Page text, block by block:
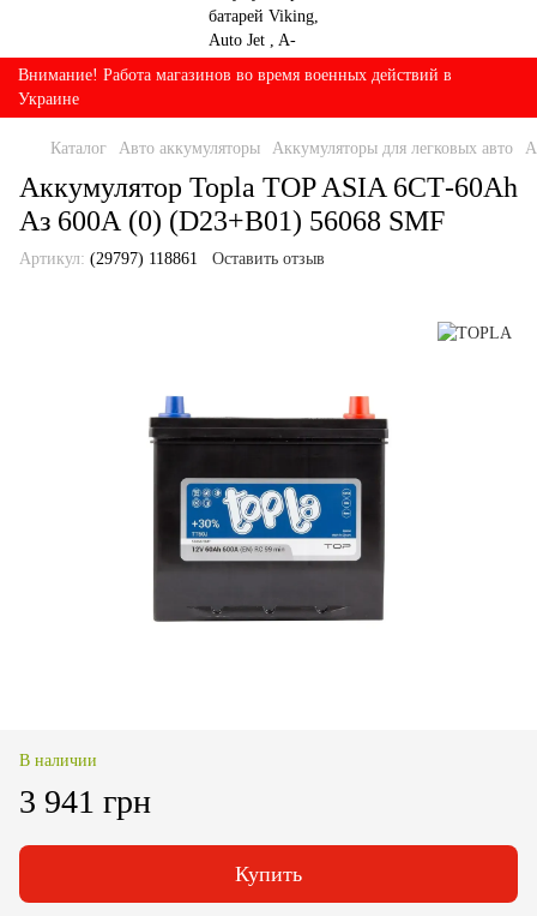
Внимание! Работа магазинов во время военных действий в
Украине
Каталог Авто аккумуляторы Аккумуляторы для легковых авто
Аккумулятор Topla TOP ASIA 6СТ-60Ah
Аз 600А (0) (D23+B01) 56068 SMF
Артикул: (29797) 118861 Оставить отзыв
В наличии
3 941 грн
Купить